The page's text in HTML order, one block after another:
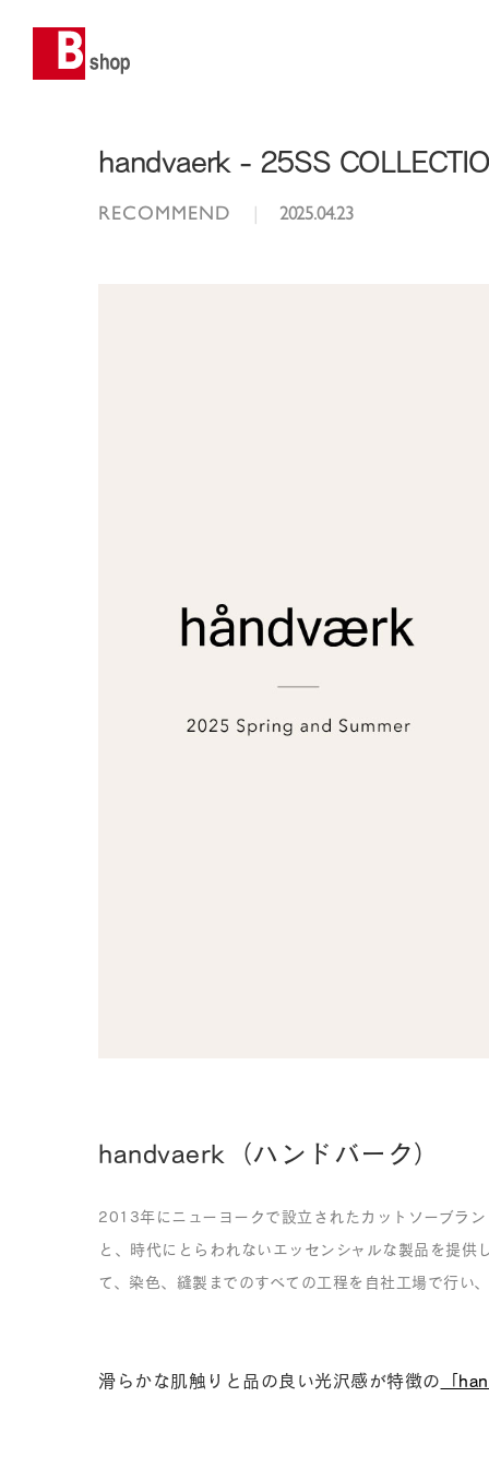
handvaerk - 25SS
RECOMMEND | 2025.04.23
handvaerk（ハンドバーク）
2013年にニューヨークで設立されたカットソーブラ
と、時代にとらわれないエッセンシャルな製品を提供
て、染色、縫製までのすべての工程を自社工場で行い
滑らかな肌触りと品の良い光沢感が特徴の 「